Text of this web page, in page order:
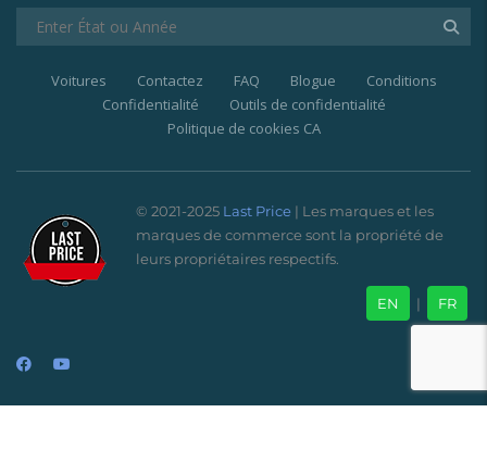
Voitures Contactez FAQ Blogue
Conditions
Confidentialité
Outils de confidentialité
Politique de cookies CA
© 2021-2025 Last Price | Les marques et les
marques de commerce sont la propriété de
leurs propriétaires respectifs.
EN | FR